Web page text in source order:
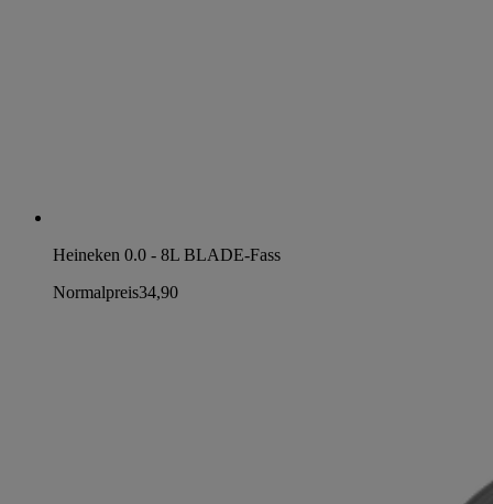
Heineken 0.0 - 8L BLADE-Fass
Normalpreis34,90